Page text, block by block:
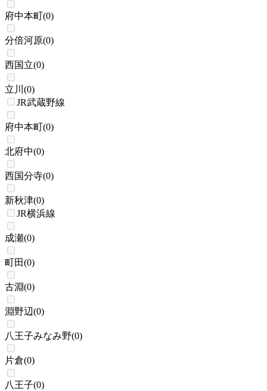
府中本町(0)
分倍河原(0)
西国立(0)
立川 (0)
JR武蔵野線
府中本町(0)
北府中(0)
西国分寺(0)
新秋津(0)
JR横浜線
成瀬(0)
町田(0)
古淵(0)
淵野辺(0)
八王子みなみ野(0)
片倉(0)
八王子(0)